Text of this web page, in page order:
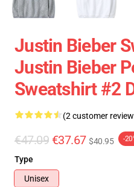
Justin Bieber
Justin Bieber
Sweatshirt #2
(2 customer
€47.09 €37.67 $40.95 -
Type
Unisex